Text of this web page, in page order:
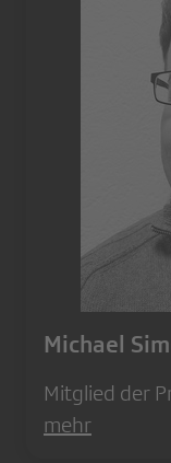
Michael
Mitglied der
mehr